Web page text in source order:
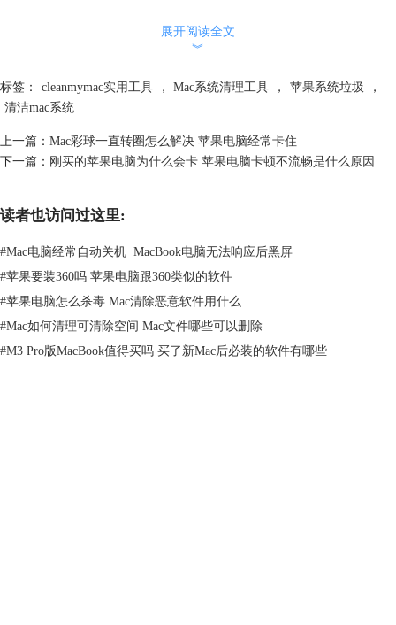
展开阅读全文
︾
标签： cleanmymac实用工具 ， Mac系统清理工具 ， 苹果系统垃圾
，
清洁mac系统
上一篇： Mac彩球一直转圈怎么解决 苹果电脑经常卡住
下一篇： 刚买的苹果电脑为什么会卡 苹果电脑卡顿不流畅是什么原因
读者也访问过这里:
#Mac电脑经常自动关机 MacBook电脑无法响应后黑屏
#苹果要装360吗 苹果电脑跟360类似的软件
#苹果电脑怎么杀毒 Mac清除恶意软件用什么
#Mac如何清理可清除空间 Mac文件哪些可以删除
#M3 Pro版MacBook值得买吗 买了新Mac后必装的软件有哪些